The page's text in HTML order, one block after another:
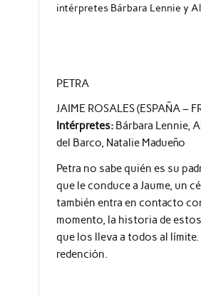
intérpretes Bárbara Lennie y
PETRA
JAIME ROSALES (ESPAÑA –
Intérpretes: Bárbara Lennie,
del Barco, Natalie Madueño
Petra no sabe quién es su
que le conduce a Jaume, un
también entra en contacto
momento, la historia de
que los lleva a todos al
redención.